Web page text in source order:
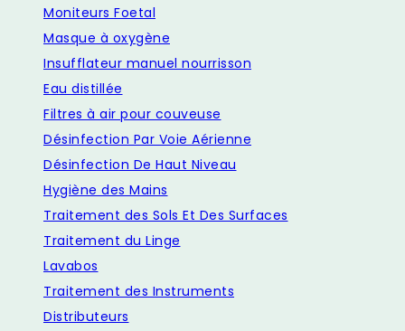
Moniteurs Foetal
Masque à oxygène
Insufflateur manuel nourrisson
Eau distillée
Filtres à air pour couveuse
Désinfection Par Voie Aérienne
Désinfection De Haut Niveau
Hygiène des Mains
Traitement des Sols Et Des Surfaces
Traitement du Linge
Lavabos
Traitement des Instruments
Distributeurs